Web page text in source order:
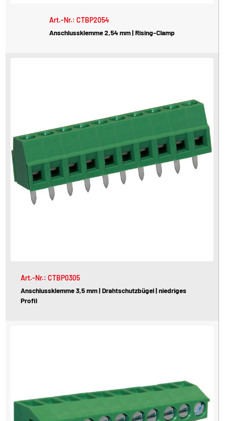
Art.-Nr.: CTBP2054
Anschlussklemme 2,54 mm | Rising-Clamp
Art.-Nr.: CTBP0305
Anschlussklemme 3,5 mm | Drahtschutzbügel | niedriges
Profil